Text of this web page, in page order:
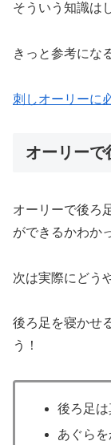
そういう知識は
きっと参考にな
刺しオーリーに
オーリーで
オーリーで後ろ
ができるかわか
次は実際にどう
後ろ足を寝かせ
う！
後ろ足
あぐら